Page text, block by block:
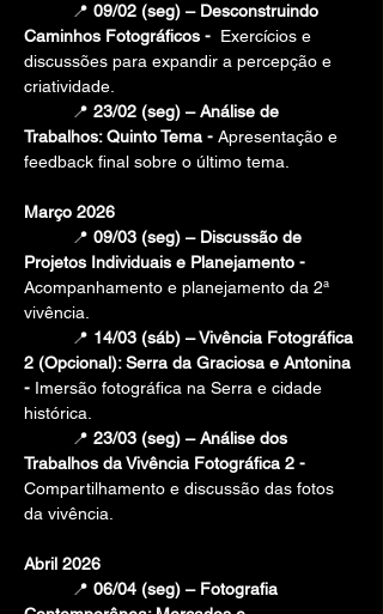
	📍
09/02 (seg) – Desconstruindo
Caminhos Fotográficos - Exercícios e
discussões para expandir a percepção e
criatividade.
	📍
23/02 (seg) – Análise de
Trabalhos: Quinto Tema - Apresentação e
feedback final sobre o último tema.
Março 2026
	📍
09/03 (seg) – Discussão de
Projetos Individuais e Planejamento -
Acompanhamento e planejamento da 2ª
vivência.
	📍
14/03 (sáb) – Vivência Fotográfica
2 (Opcional): Serra da Graciosa e Antonina
- Imersão fotográfica na Serra e cidade
histórica.
	📍
23/03 (seg) – Análise dos
Trabalhos da Vivência Fotográfica 2 -
Compartilhamento e discussão das fotos
da vivência.
Abril 2026
📍 06/04 (seg) – Fotografia